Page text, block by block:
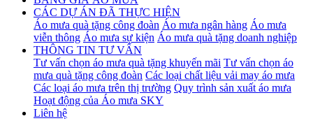
CÁC DỰ ÁN ĐÃ THỰC HIỆN
Áo mưa quà tặng công đoàn Áo mưa ngân hàng Áo mưa
viễn thông Áo mưa sự kiện Áo mưa quà tặng doanh nghiệp
THÔNG TIN TƯ VẤN
Tư vấn chọn áo mưa quà tặng khuyến mãi Tư vấn chọn áo
mưa quà tặng công đoàn Các loại chất liệu vải may áo mưa
Các loại áo mưa trên thị trường Quy trình sản xuất áo mưa
Hoạt động của Áo mưa SKY
Liên hệ